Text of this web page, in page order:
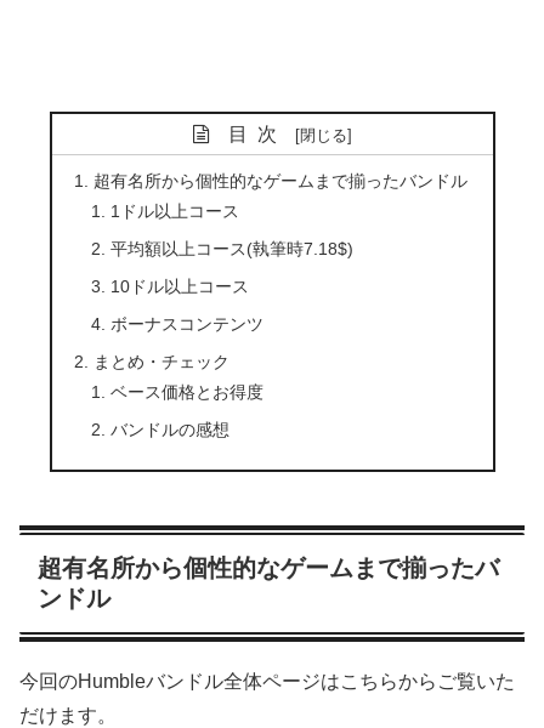
目次
超有名所から個性的なゲームまで揃ったバンドル
1ドル以上コース
平均額以上コース(執筆時7.18$)
10ドル以上コース
ボーナスコンテンツ
まとめ・チェック
ベース価格とお得度
バンドルの感想
超有名所から個性的なゲームまで揃ったバ
ンドル
今回のHumbleバンドル全体ページはこちらからご覧いた
だけます。